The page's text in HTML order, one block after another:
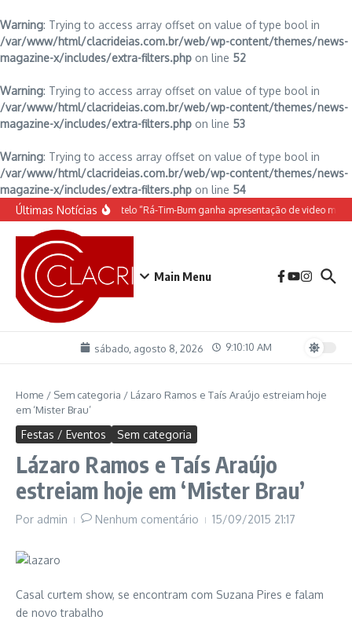
Warning: Trying to access array offset on value of type bool in
/var/www/html/clacrideias.com.br/web/wp-content/themes/news-
magazine-x/includes/extra-filters.php on line 52
Warning: Trying to access array offset on value of type bool in
/var/www/html/clacrideias.com.br/web/wp-content/themes/news-
magazine-x/includes/extra-filters.php on line 53
Warning: Trying to access array offset on value of type bool in
/var/www/html/clacrideias.com.br/web/wp-content/themes/news-
magazine-x/includes/extra-filters.php on line 54
Ir para o conteúdo
Últimas Notícias
O espetáculo do Castelo “Rá-Tim-Bum ganha apresentação de video
Main Menu
sábado, agosto 8, 2026 9:10:11 AM
Home / Sem categoria / Lázaro Ramos e Taís Araújo estreiam hoje
em ‘Mister Brau’
Festas / Eventos Sem categoria
Lázaro Ramos e Taís Araújo
estreiam hoje em ‘Mister Brau’
Por admin Nenhum comentário 15/09/2015 21:17
Casal curtem show, se encontram com Suzana Pires e falam
de novo trabalho